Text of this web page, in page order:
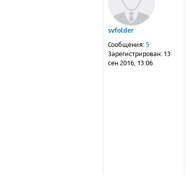
svfolder
Сообщения: 5
Зарегистрирован: 13
сен 2016, 13:06